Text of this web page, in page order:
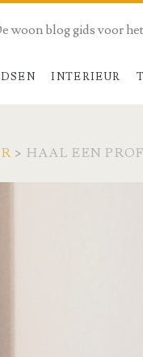
woon blog gids voor
INTERIEUR
> HAAL EEN